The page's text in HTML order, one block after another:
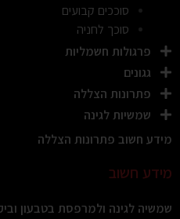
סוככים קבועים
סוכך לחניה
פרגולות חשמליות
גגונים
פתרונות הצללה
שמשיות לגינה
מידע חשוב פתרונות הצללה
מידע חשוב
שמשיה לגינה ולמרפסת בטבעון